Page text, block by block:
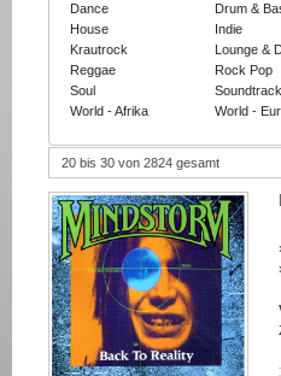
Dance
Drum &
House
Indie
Krautrock
Lounge &
Reggae
Rock Pop
Soul
Soundtrack
World - Afrika
World -
20 bis 30 von 2824 gesamt